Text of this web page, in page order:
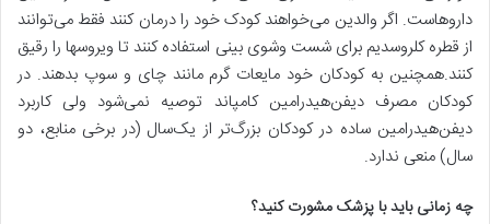
داروهاست. اگر والدین می‌خواهند کودک خود را درمان کنند فقط می‌توانند
از قطره کلروسدیم برای شست وشوی بینی استفاده کنند تا ویروسها را رقیق
کنند.همچنین به کودکان خود مایعات گرم مانند چای و سوپ بدهند. در
کودکان مصرف دیفن‌هیدرامین کامپاند توصیه نمی‌شود ولی کاربرد
دیفن‌هیدرامین ساده در کودکان بزرگ‌تر از یک‌سال (در برخی منابع، دو
سال) منعی ندارد.
چه زمانی باید با پزشک مشورت کنید؟